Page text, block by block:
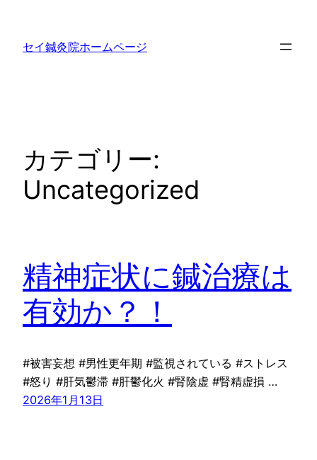
セイ鍼灸院ホームページ
カテゴリー:
Uncategorized
精神症状に鍼治療は
有効か？！
#被害妄想 #男性更年期 #監視されている #ストレス
#怒り #肝気鬱滞 #肝鬱化火 #腎陰虚 #腎精虚損 …
2026年1月13日